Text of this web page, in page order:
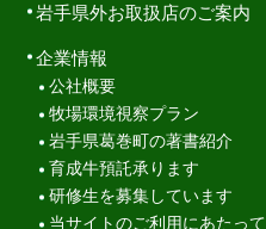
岩手県外お取扱店のご案内
企業情報
公社概要
牧場環境視察プラン
岩手県葛巻町の著書紹介
育成牛預託承ります
研修生を募集しています
当サイトのご利用にあたって